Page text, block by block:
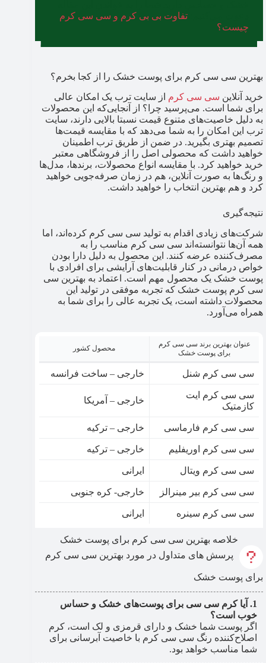
تفاوت بی‌ بی کرم و سی‌ سی کرم
چیست؟
بهترین سی سی کرم برای پوست خشک را از کجا بخرم؟
خرید آنلاین سی سی کرم از سایت ترب یک امکان عالی
برای شما است. می‌پرسید چرا؟ از آنجایی‌که این محصولات
به دلیل خاصیت‌های متنوع قیمت نسبتا بالایی دارند، سایت
ترب این امکان را به شما می‌دهد که با مقایسه قیمت‌ها
تصمیم بهتری بگیرید. در ضمن از طریق ترب اطمینان
خواهید داشت که محصولی اصل را از فروشگاهی معتبر
خرید خواهید کرد. با مقایسه انواع محصولات، برندها، مدل‌ها
و رنگ‌ها به صورت آنلاین، هم در زمان صرفه‌جویی خواهید
کرد و هم بهترین انتخاب را خواهید داشت.
نتیجه‌گیری
شرکت‌های زیادی اقدام به تولید سی سی کرم کرده‌اند، اما
همه آن‌ها نتوانسته‌اند سی سی کرم مناسب را به
مصرف‌کننده عرضه کنند. این محصول به دلیل دارا بودن
خواص درمانی در کنار قابلیت‌های آرایشی برای افرادی با
پوست خشک یک محصول مهم است. اعتماد به بهترین سی
سی کرم پوست خشک که تجربه موفقی در تولید این
محصولات داشته‌ است، یک تجربه عالی را برای شما به‌
همراه می‌آورد.
عنوان بهترین برند سی سی کرم
برای پوست خشک
محصول کشور
سی سی کرم شنل خارجی – ساخت فرانسه
سی سی کرم ایت
کازمتیک
خارجی – آمریکا
سی سی کرم فارماسی خارجی – ترکیه
سی سی کرم اوریفلیم خارجی – ترکیه
سی سی کرم ویتال ایرانی
سی سی کرم بیر مینرالز خارجی- کره جنوبی
سی سی کرم سینره ایرانی
خلاصه بهترین سی سی کرم برای پوست خشک
پرسش های متداول در مورد بهترین سی سی کرم
برای پوست خشک
آیا کرم سی سی برای پوست‌های خشک و حساس
خوب است؟
اگر پوست شما خشک و دارای قرمزی و لک است، کرم
اصلاح‌کننده رنگ سی سی کرم با خاصیت آبرسانی برای
شما مناسب خواهد بود.